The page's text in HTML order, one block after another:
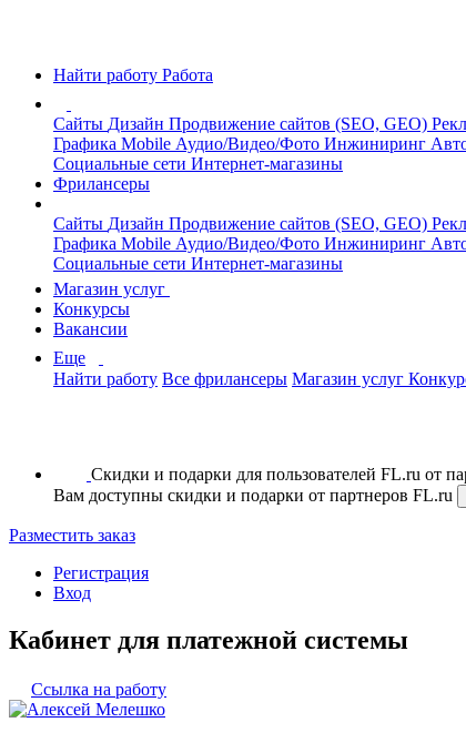
Найти работу Работа
Сайты Дизайн Продвижение сайтов (SEO, GEO)
Графика Mobile Аудио/Видео/Фото Инжиниринг
Социальные сети Интернет-магазины
Фрилансеры
Сайты Дизайн Продвижение сайтов (SEO, GEO)
Графика Mobile Аудио/Видео/Фото Инжиниринг
Социальные сети Интернет-магазины
Магазин услуг
Конкурсы
Вакансии
Еще
Найти работу Все фрилансеры Магазин услуг
Скидки и подарки для пользователей FL.ru от
Вам доступны скидки и подарки от партнеров FL.ru
Разместить заказ
Регистрация
Вход
Кабинет для платежной системы
Ссылка на работу